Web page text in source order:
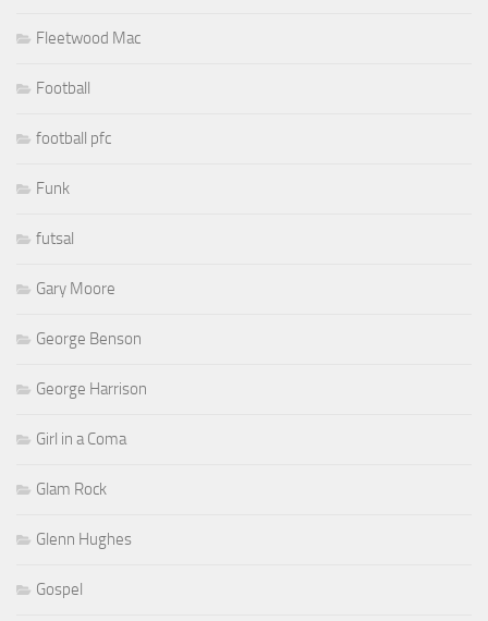
Fleetwood Mac
Football
football pfc
Funk
futsal
Gary Moore
George Benson
George Harrison
Girl in a Coma
Glam Rock
Glenn Hughes
Gospel